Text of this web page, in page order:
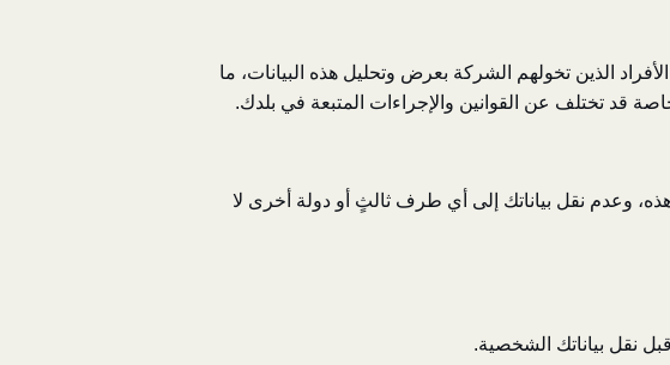
الذين تخولهم الشركة بعرض وتحليل هذه البيانات، ما
قد تختلف عن القوانين والإجراءات المتبعة في بلدك.
وعدم نقل بياناتك إلى أي طرف ثالثٍ أو دولة أخرى لا
نقل بياناتك الشخصية.